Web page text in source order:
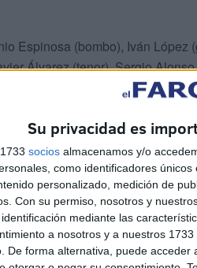
Su privacidad es
socios almacenamos y/o
como identificadores
personalizado, medición de
Con su permiso, nosotros y
mediante las
a nosotros y a nuestros
De forma alternativa, puede
Espinosa (bombo), Iván López
Álvarez (tenor), Sergio
Mari Sánchez (tenor), Manuel
Villalta (tenor).
del Carnaval de